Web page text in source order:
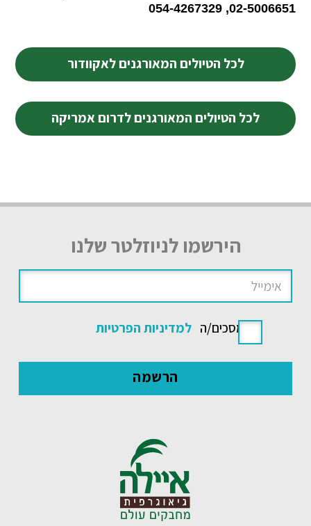
02-5006651, 054-4267329
לכל הטיולים המאורגנים לאקוודור
לכל הטיולים המאורגנים לדרום אמריקה
הירשמו לניוזלטר שלנו
אני מסכים/ה למדיניות הפרטיות